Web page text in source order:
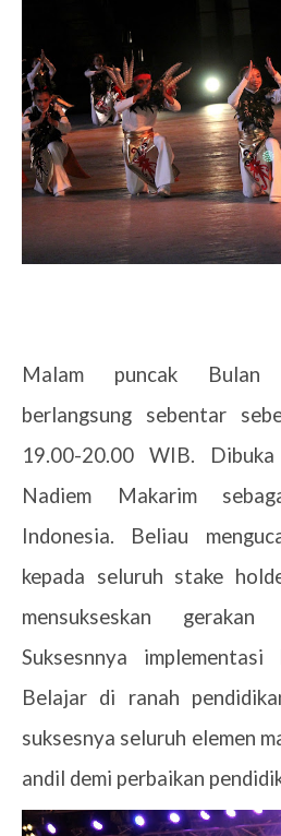
Malam puncak Bulan
berlangsung sebentar
19.00-20.00 WIB.
Nadiem Makarim
Indonesia. Beliau
kepada seluruh stake
mensukseskan
Suksesnnya
Belajar di ranah
suksesnya seluruh elemen
andil demi perbaikan